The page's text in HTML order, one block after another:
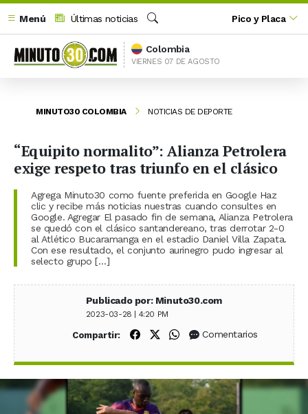
Menú
Últimas noticias
Buscar
Pico y Placa
Colombia
VIERNES 07 DE AGOSTO
MINUTO30 COLOMBIA NOTICIAS DE DEPORTE
“Equipito normalito”: Alianza Petrolera
exige respeto tras triunfo en el clásico
Agrega Minuto30 como fuente preferida en Google Haz
clic y recibe más noticias nuestras cuando consultes en
Google. Agregar El pasado fin de semana, Alianza Petrolera
se quedó con el clásico santandereano, tras derrotar 2-0
al Atlético Bucaramanga en el estadio Daniel Villa Zapata.
Con ese resultado, el conjunto aurinegro pudo ingresar al
selecto grupo […]
Publicado por: Minuto30.com
2023-03-28 | 4:20 PM
Compartir: Compartir en Facebook
Compartir en X (Twitter)
Compartir en WhatsApp
Comentarios